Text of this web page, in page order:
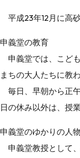
平成23年12月に高
申義堂の教育
申義堂では、こど
まちの大人たちに教
毎日、早朝から正
日の休み以外は、授
申義堂のゆかりの人
申義堂教授として